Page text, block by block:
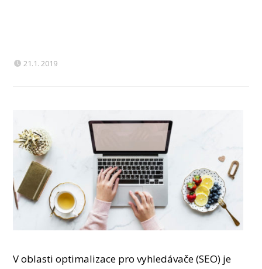
21.1. 2019
V oblasti optimalizace pro vyhledávače (SEO) je